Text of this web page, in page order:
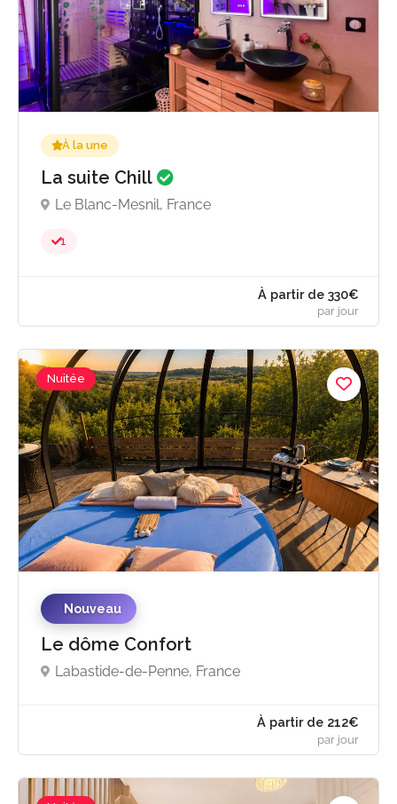
5.0
330€ -
par
4.9
198€ -
par
À la une
La suite Chill
Le Blanc-Mesnil, France
1
Nuitée
Nouveau
Le dôme Confort
Labastide-de-Penne, France